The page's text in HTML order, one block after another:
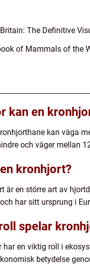
The Definitive
of Mammals of the
kan en
kan väga
och väger mellan
kronhjort?
är en större art av
har sitt ursprung i
spelar
har en viktig roll i
betydelse